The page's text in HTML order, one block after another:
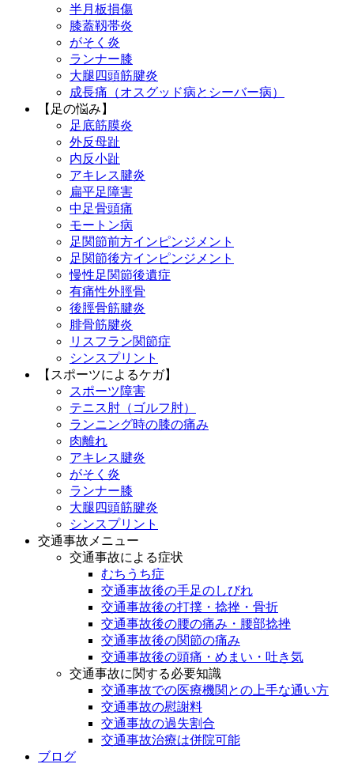
半月板損傷
膝蓋靱帯炎
がそく炎
ランナー膝
大腿四頭筋腱炎
成長痛（オスグッド病とシーバー病）
【足の悩み】
足底筋膜炎
外反母趾
内反小趾
アキレス腱炎
扁平足障害
中足骨頭痛
モートン病
足関節前方インピンジメント
足関節後方インピンジメント
慢性足関節後遺症
有痛性外脛骨
後脛骨筋腱炎
腓骨筋腱炎
リスフラン関節症
シンスプリント
【スポーツによるケガ】
スポーツ障害
テニス肘（ゴルフ肘）
ランニング時の膝の痛み
肉離れ
アキレス腱炎
がそく炎
ランナー膝
大腿四頭筋腱炎
シンスプリント
交通事故メニュー
交通事故による症状
むちうち症
交通事故後の手足のしびれ
交通事故後の打撲・捻挫・骨折
交通事故後の腰の痛み・腰部捻挫
交通事故後の関節の痛み
交通事故後の頭痛・めまい・吐き気
交通事故に関する必要知識
交通事故での医療機関との上手な通い方
交通事故の慰謝料
交通事故の過失割合
交通事故治療は併院可能
ブログ